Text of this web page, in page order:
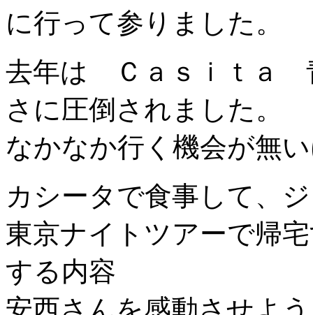
に行って参りました。
去年は Ｃａｓｉｔａ
さに圧倒されました。
なかなか行く機会が無
カシータで食事して、
東京ナイトツアーで帰
する内容
安西さんを感動させよ